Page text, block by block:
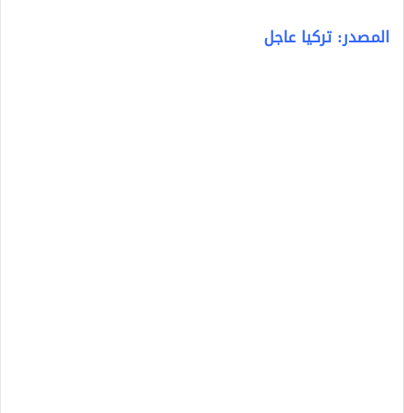
المصدر: تركيا عاجل